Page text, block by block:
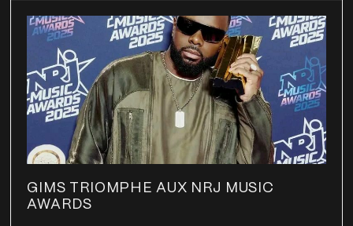
GIMS TRIOMPHE AUX NRJ MUSIC
AWARDS